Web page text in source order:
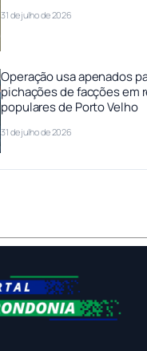
31 de julho de 2026
Operação usa apenados
pichações de facções em
populares de Porto Velho
31 de julho de 2026